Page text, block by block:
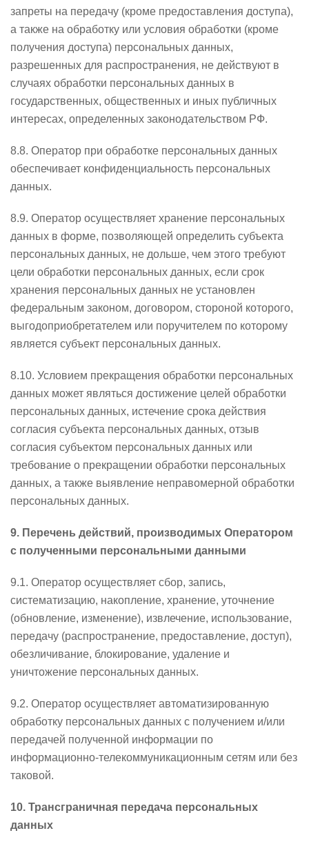
запреты на передачу (кроме предоставления доступа),
а также на обработку или условия обработки (кроме
получения доступа) персональных данных,
разрешенных для распространения, не действуют в
случаях обработки персональных данных в
государственных, общественных и иных публичных
интересах, определенных законодательством РФ.
8.8. Оператор при обработке персональных данных
обеспечивает конфиденциальность персональных
данных.
8.9. Оператор осуществляет хранение персональных
данных в форме, позволяющей определить субъекта
персональных данных, не дольше, чем этого требуют
цели обработки персональных данных, если срок
хранения персональных данных не установлен
федеральным законом, договором, стороной которого,
выгодоприобретателем или поручителем по которому
является субъект персональных данных.
8.10. Условием прекращения обработки персональных
данных может являться достижение целей обработки
персональных данных, истечение срока действия
согласия субъекта персональных данных, отзыв
согласия субъектом персональных данных или
требование о прекращении обработки персональных
данных, а также выявление неправомерной обработки
персональных данных.
9. Перечень действий, производимых Оператором
с полученными персональными данными
9.1. Оператор осуществляет сбор, запись,
систематизацию, накопление, хранение, уточнение
(обновление, изменение), извлечение, использование,
передачу (распространение, предоставление, доступ),
обезличивание, блокирование, удаление и
уничтожение персональных данных.
9.2. Оператор осуществляет автоматизированную
обработку персональных данных с получением и/или
передачей полученной информации по
информационно-телекоммуникационным сетям или без
таковой.
10. Трансграничная передача персональных
данных